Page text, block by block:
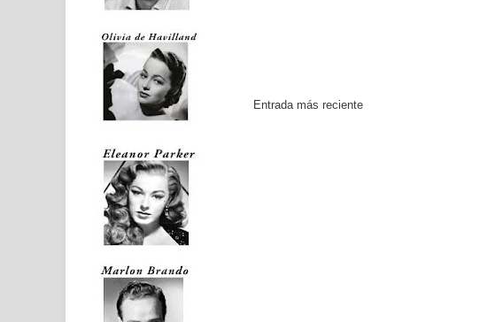
Entrada más reciente